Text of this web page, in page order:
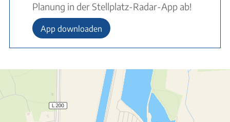
Planung in der Stellplatz-Radar-App ab!
App downloaden